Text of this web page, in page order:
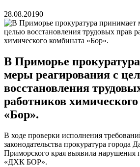
28.08.20190
В Приморье
меры реагирования с
восстановления
работников
«Бор».
В ходе проверки исполнения
законодательства прокуратура города
Приморского края выявила
«ДХК БОР».